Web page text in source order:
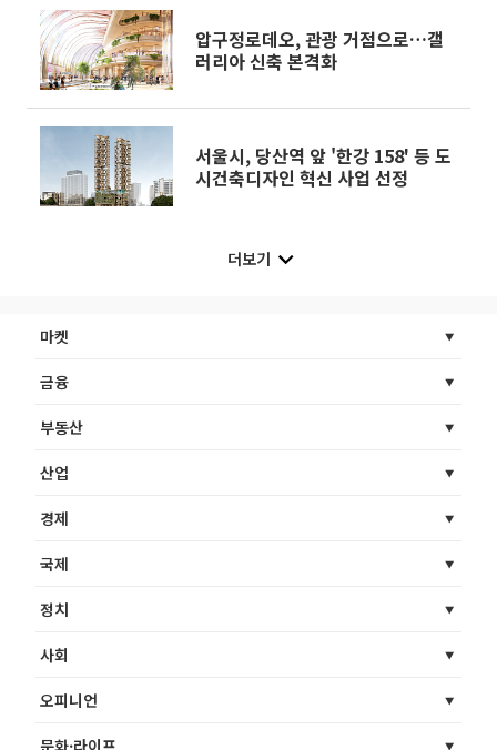
압구정로데오, 관광 거점으로…갤
러리아 신축 본격화
서울시, 당산역 앞 '한강 158' 등 도
시건축디자인 혁신 사업 선정
더보기
마켓
금융
부동산
산업
경제
국제
정치
사회
오피니언
문화·라이프